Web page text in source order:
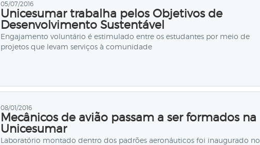
05/07/2016
Unicesumar trabalha pelos Objetivos de
Desenvolvimento Sustentável
Engajamento voluntário é estimulado entre os estudantes por meio de
projetos que levam serviços à comunidade
08/01/2016
Mecânicos de avião passam a ser formados na
Unicesumar
Laboratório montado dentro dos padrões aeronáuticos foi inaugurado no